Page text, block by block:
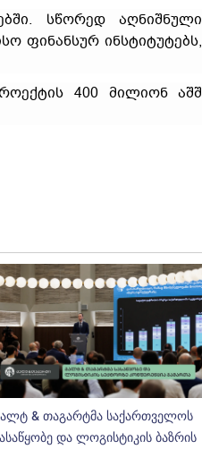
სწორედ აღნიშნული
ფინანსურ ინსტიტუტებს,
400 მილიონ აშშ
& თაგარტმა საქართველოს
და ლოგისტიკის ბაზრის